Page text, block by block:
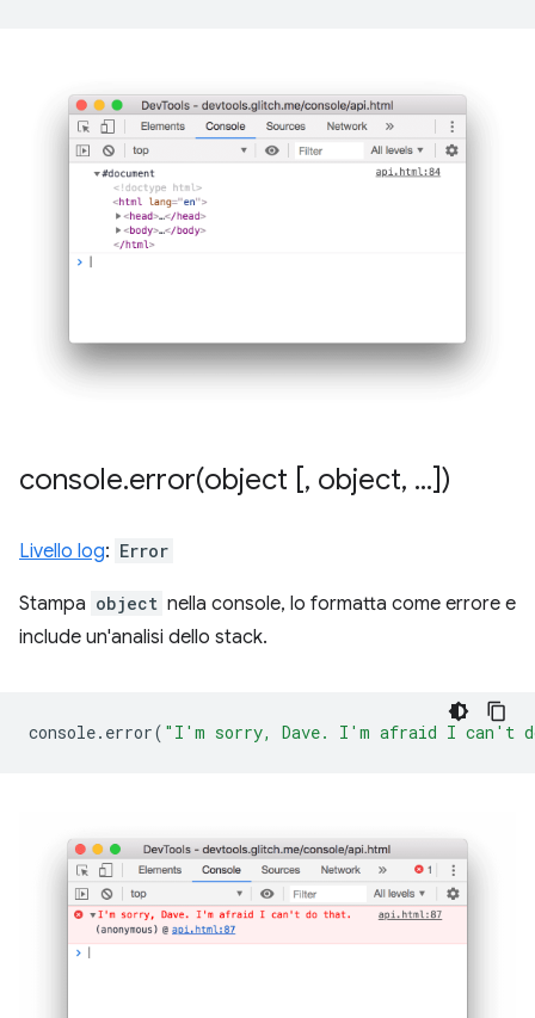
console.error(object [, object, ...])
Livello log: Error
Stampa object nella console, lo formatta come errore e
include un'analisi dello stack.
console. error( "I'm sorry, Dave. I'm afraid I can't